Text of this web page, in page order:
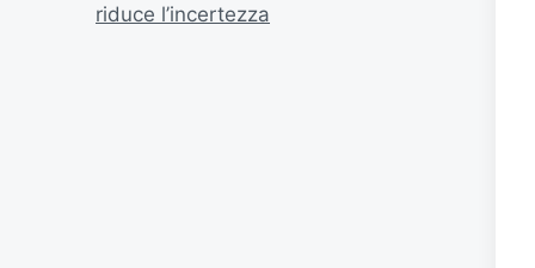
riduce l’incertezza